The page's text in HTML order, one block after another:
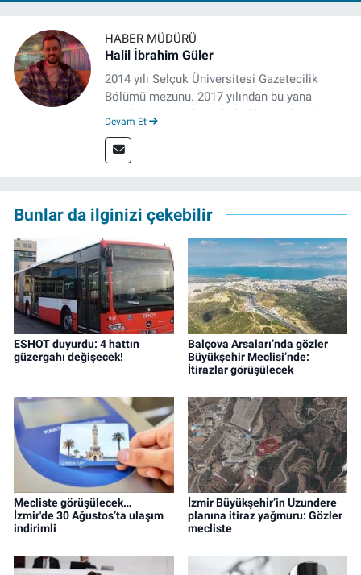
HABER MÜDÜRÜ
Halil İbrahim Güler
2014 yılı Selçuk Üniversitesi Gazetecilik
Bölümü mezunu. 2017 yılından bu yana
çeşitli kurumlarda muhabirlik ve editörlük
müdürü olarak devam ediyor.
Devam Et
Bunlar da ilginizi çekebilir
ESHOT duyurdu: 4 hattın
güzergahı değişecek!
Balçova Arsaları’nda gözler
Büyükşehir Meclisi’nde:
İtirazlar görüşülecek
Mecliste görüşülecek…
İzmir'de 30 Ağustos’ta ulaşım
indirimli
İzmir Büyükşehir’in Uzundere
planına itiraz yağmuru: Gözler
mecliste